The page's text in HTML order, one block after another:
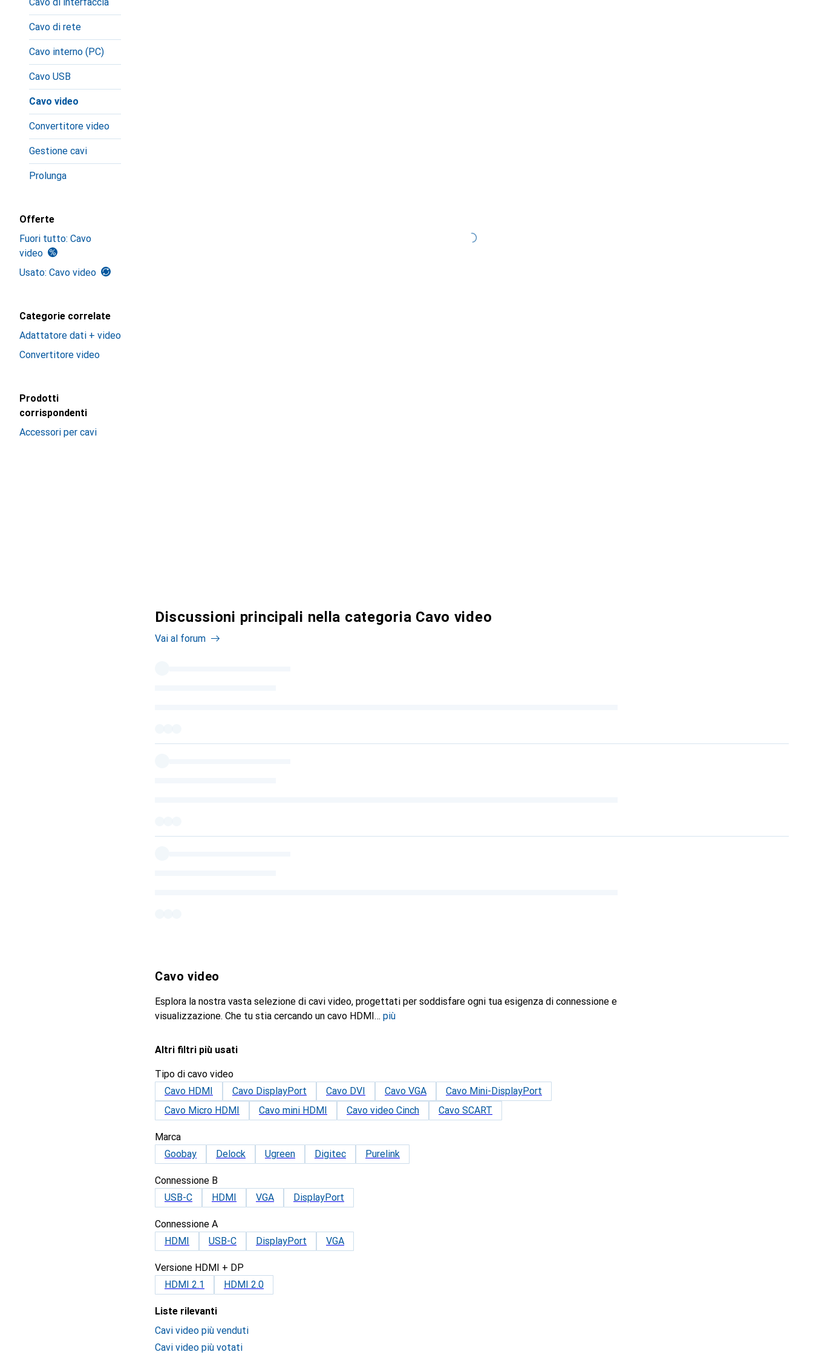
Cavo di rete
Cavo interno (PC)
Cavo USB
Cavo video
Convertitore video
Gestione cavi
Prolunga
Offerte
Fuori tutto: Cavo
video
Usato: Cavo video
Categorie correlate
Adattatore dati + video
Convertitore video
Prodotti
corrispondenti
Accessori per cavi
Discussioni principali nella categoria Cavo video
Vai al forum
Cavo video
Esplora la nostra vasta selezione di cavi video, progettati per soddisfare ogni tua esigenza di connessione e
visualizzazione. Che tu stia cercando un cavo HDMI
più
Altri filtri più usati
Tipo di cavo video
Cavo HDMI
Cavo DisplayPort Cavo DVI Cavo VGA
Cavo Mini-DisplayPort
Cavo Micro HDMI
Cavo mini HDMI Cavo video Cinch Cavo SCART
Marca
Goobay
Delock Ugreen Digitec Purelink
Connessione B
USB-C
HDMI VGA DisplayPort
Connessione A
HDMI
USB-C DisplayPort VGA
Versione HDMI + DP
HDMI 2.1
HDMI 2.0
Liste rilevanti
Cavi video più venduti
Cavi video più votati